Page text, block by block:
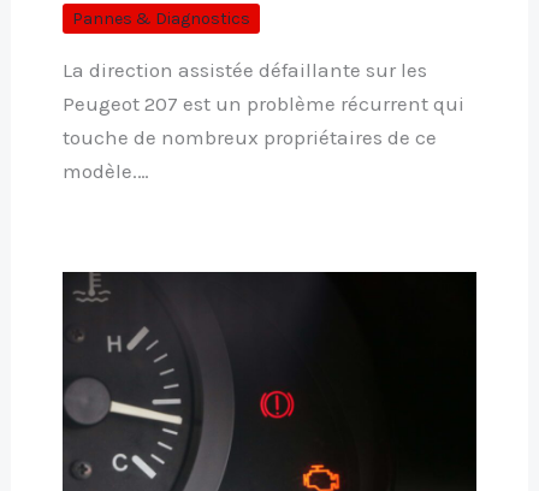
Pannes & Diagnostics
La direction assistée défaillante sur les
Peugeot 207 est un problème récurrent qui
touche de nombreux propriétaires de ce
modèle.…